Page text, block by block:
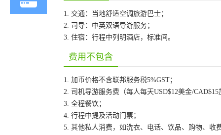
1. 交通：当地舒适空调旅游巴士；
2. 司导：中英双语导游服务；
3. 住宿：行程中列明酒店，标准间。
费用不包含
1. 加币价格不含联邦服务税5%GST；
2. 司机导游服务费（每人每天USD$12美金/CAD$15
3. 全程餐饮；
4. 行程中提及活动门票；
5. 其他私人消费，如洗衣、电话、饮品、购物、收